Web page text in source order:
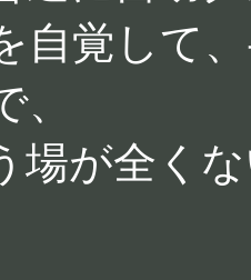
自覚して
、
場が全く